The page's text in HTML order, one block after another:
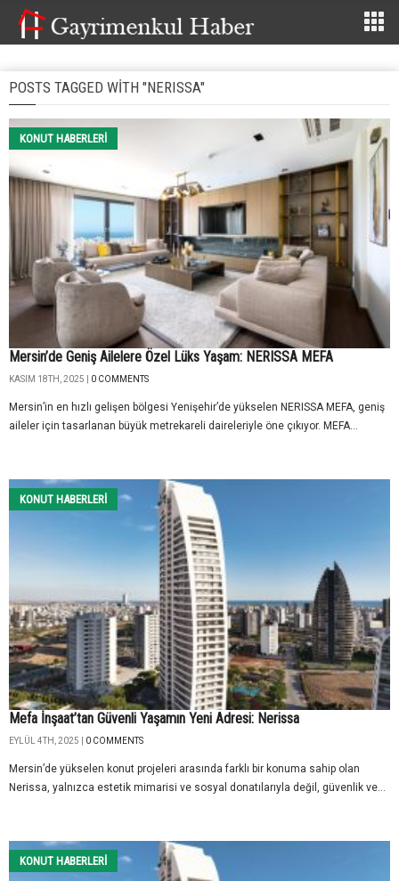
POSTS TAGGED WITH "NERISSA"
KONUT HABERLERI
Mersin’de Geniş Ailelere Özel Lüks Yaşam: NERISSA MEFA
KASIM 18TH, 2025 | 0 COMMENTS
Mersin’in en hızlı gelişen bölgesi Yenişehir’de yükselen NERISSA MEFA, geniş
aileler için tasarlanan büyük metrekareli daireleriyle öne çıkıyor. MEFA...
KONUT HABERLERI
Mefa İnşaat’tan Güvenli Yaşamın Yeni Adresi: Nerissa
EYLÜL 4TH, 2025 | 0 COMMENTS
Mersin’de yükselen konut projeleri arasında farklı bir konuma sahip olan
Nerissa, yalnızca estetik mimarisi ve sosyal donatılarıyla değil, güvenlik ve...
KONUT HABERLERI